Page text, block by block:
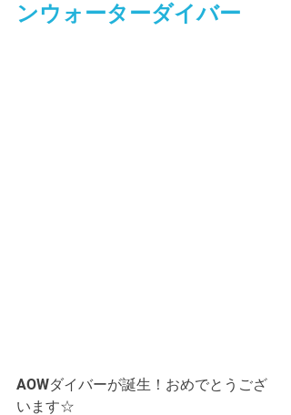
ンウォーターダイバー
AOWダイバーが誕生！おめでとうござ
います☆